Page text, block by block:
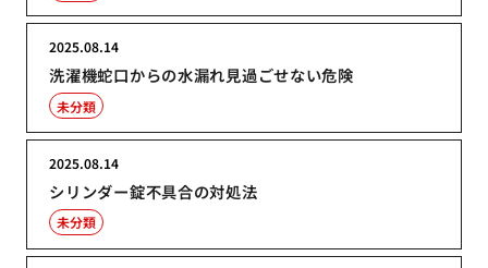
洗濯機蛇口からの水漏れ見過ごせない危険
2025.08.14
未分類
シリンダー錠不具合の対処法
2025.08.14
未分類